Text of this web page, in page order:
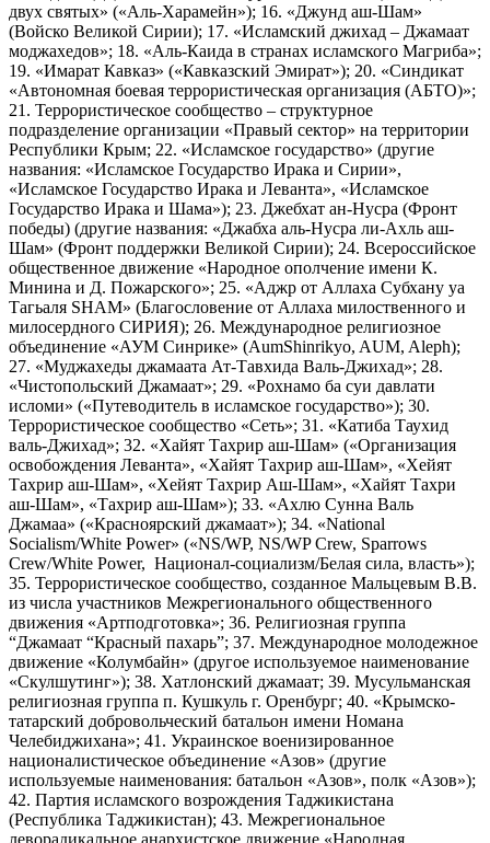
двух святых» («Аль-Харамейн»); 16. «Джунд аш-Шам»
(Войско Великой Сирии); 17. «Исламский джихад – Джамаат
моджахедов»; 18. «Аль-Каида в странах исламского Магриба»;
19. «Имарат Кавказ» («Кавказский Эмират»); 20. «Синдикат
«Автономная боевая террористическая организация (АБТО)»;
21. Террористическое сообщество – структурное
подразделение организации «Правый сектор» на территории
Республики Крым; 22. «Исламское государство» (другие
названия: «Исламское Государство Ирака и Сирии»,
«Исламское Государство Ирака и Леванта», «Исламское
Государство Ирака и Шама»); 23. Джебхат ан-Нусра (Фронт
победы) (другие названия: «Джабха аль-Нусра ли-Ахль аш-
Шам» (Фронт поддержки Великой Сирии); 24. Всероссийское
общественное движение «Народное ополчение имени К.
Минина и Д. Пожарского»; 25. «Аджр от Аллаха Субхану уа
Тагьаля SHAM» (Благословение от Аллаха милоственного и
милосердного СИРИЯ); 26. Международное религиозное
объединение «АУМ Синрике» (AumShinrikyo, AUM, Aleph);
27. «Муджахеды джамаата Ат-Тавхида Валь-Джихад»; 28.
«Чистопольский Джамаат»; 29. «Рохнамо ба суи давлати
исломи» («Путеводитель в исламское государство»); 30.
Террористическое сообщество «Сеть»; 31. «Катиба Таухид
валь-Джихад»; 32. «Хайят Тахрир аш-Шам» («Организация
освобождения Леванта», «Хайят Тахрир аш-Шам», «Хейят
Тахрир аш-Шам», «Хейят Тахрир Аш-Шам», «Хайят Тахри
аш-Шам», «Тахрир аш-Шам»); 33. «Ахлю Сунна Валь
Джамаа» («Красноярский джамаат»); 34. «National
Socialism/White Power» («NS/WP, NS/WP Crew, Sparrows
Crew/White Power, Национал-социализм/Белая сила, власть»);
35. Террористическое сообщество, созданное Мальцевым В.В.
из числа участников Межрегионального общественного
движения «Артподготовка»; 36. Религиозная группа
“Джамаат “Красный пахарь”; 37. Международное молодежное
движение «Колумбайн» (другое используемое наименование
«Скулшутинг»); 38. Хатлонский джамаат; 39. Мусульманская
религиозная группа п. Кушкуль г. Оренбург; 40. «Крымско-
татарский добровольческий батальон имени Номана
Челебиджихана»; 41. Украинское военизированное
националистическое объединение «Азов» (другие
используемые наименования: батальон «Азов», полк «Азов»);
42. Партия исламского возрождения Таджикистана
(Республика Таджикистан); 43. Межрегиональное
леворадикальное анархистское движение «Народная